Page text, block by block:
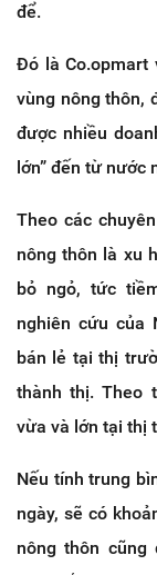
để.
Đó là Co.opmart
vùng nông thôn,
được nhiều
lớn” đến từ nước
Theo các
nông thôn là xu
bỏ ngỏ, tức
nghiên cứu của
bán lẻ tại thị
thành thị. Theo
vừa và lớn tại thị
Nếu tính trung
ngày, sẽ có
nông thôn